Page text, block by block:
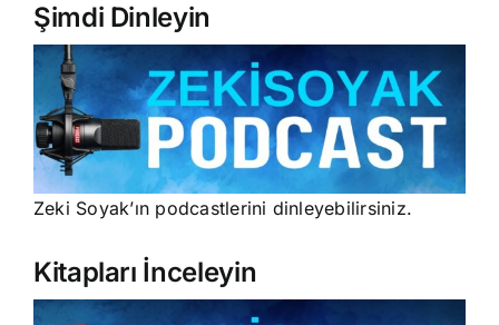
Şimdi Dinleyin
Zeki Soyak’ın podcastlerini dinleyebilirsiniz.
Kitapları İnceleyin